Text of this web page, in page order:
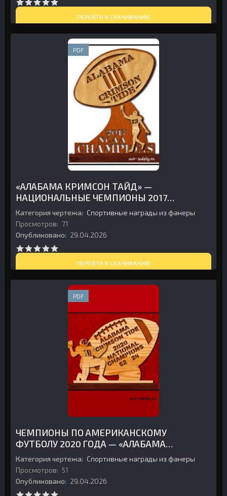
ПЕРЕЙТИ К СКАЧИВАНИЮ
PDF
«АЛАБАМА КРИМСОН ТАЙД» —
НАЦИОНАЛЬНЫЕ ЧЕМПИОНЫ 2017
ГОДА ИЗ ФАНЕРЫ
Категория чертежа: Спортивные награды из фанеры
Просмотров: 71
Опубликовано: 29.04.2026
ПЕРЕЙТИ К СКАЧИВАНИЮ
PDF
ЧЕМПИОНЫ ПО АМЕРИКАНСКОМУ
ФУТБОЛУ 2020 ГОДА — «АЛАБАМА»
ИЗ ФАНЕРЫ
Категория чертежа: Спортивные награды из фанеры
Просмотров: 51
Опубликовано: 29.04.2026